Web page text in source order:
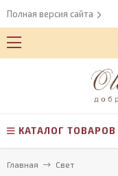
Полная версия сайта
КАТАЛОГ ТОВАРОВ
Главная Свет